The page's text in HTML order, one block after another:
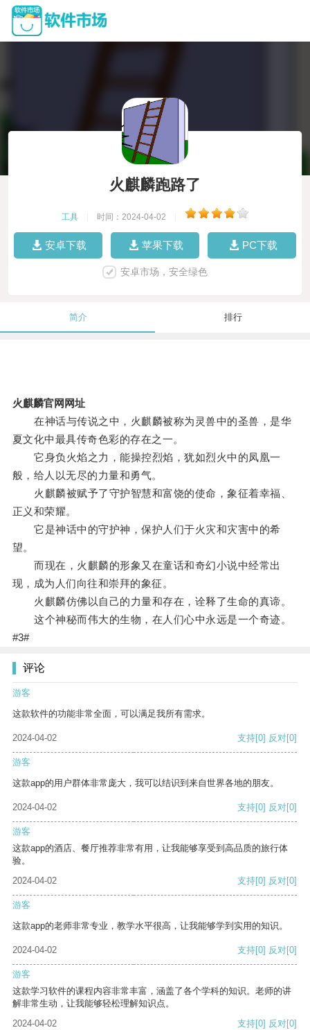
火麒麟跑路了
工具 时间：2024-04-02
安卓下载 苹果下载 PC下载
安卓市场，安全绿色
简介 排行
火麒麟官网网址
在神话与传说之中，火麒麟被称为灵兽中的圣兽，是华
夏文化中最具传奇色彩的存在之一。
它身负火焰之力，能操控烈焰，犹如烈火中的凤凰一
般，给人以无尽的力量和勇气。
火麒麟被赋予了守护智慧和富饶的使命，象征着幸福、
正义和荣耀。
它是神话中的守护神，保护人们于火灾和灾害中的希
望。
而现在，火麒麟的形象又在童话和奇幻小说中经常出
现，成为人们向往和崇拜的象征。
火麒麟仿佛以自己的力量和存在，诠释了生命的真谛。
这个神秘而伟大的生物，在人们心中永远是一个奇迹。
#3#
评论
游客
这款软件的功能非常全面，可以满足我所有需求。
2024-04-02 支持[0] 反对[0]
游客
这款app的用户群体非常庞大，我可以结识到来自世界各地的朋友。
2024-04-02 支持[0] 反对[0]
游客
这款app的酒店、餐厅推荐非常有用，让我能够享受到高品质的旅行体
验。
2024-04-02
支持[0] 反对[0]
游客
这款app的老师非常专业，教学水平很高，让我能够学到实用的知识。
2024-04-02 支持[0] 反对[0]
游客
这款学习软件的课程内容非常丰富，涵盖了各个学科的知识。老师的讲
解非常生动，让我能够轻松理解知识点。
2024-04-02
支持[0] 反对[0]